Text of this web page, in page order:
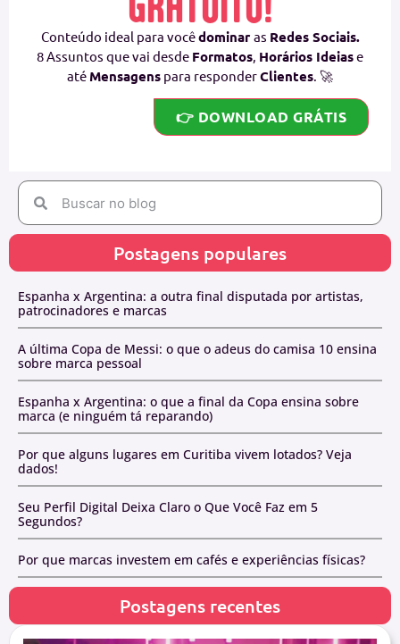
Conteúdo ideal para vocêdominar as Redes Sociais.
8 Assuntos que vai desde Formatos Horários Ideiase
até Mensagens para responderClientes . 🚀
👉 DOWNLOAD GRÁTIS
Postagens populares
Espanha x Argentina: a outra final disputada por artistas,
patrocinadores e marcas
A última Copa de Messi: o que o adeus do camisa 10 ensina
sobre marca pessoal
Espanha x Argentina: o que a final da Copa ensina sobre
marca (e ninguém tá reparando)
Por que alguns lugares em Curitiba vivem lotados? Veja
dados!
Seu Perfil Digital Deixa Claro o Que Você Faz em 5
Segundos?
Por que marcas investem em cafés e experiências físicas?
Postagens recentes